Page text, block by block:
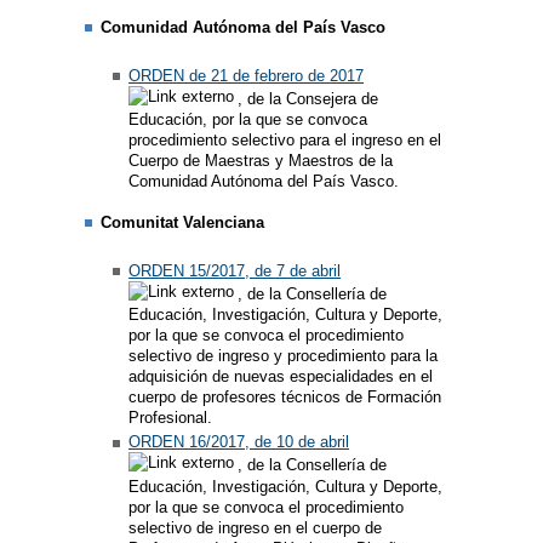
Comunidad Autónoma del País Vasco
ORDEN de 21 de febrero de 2017
, de la Consejera de
Educación, por la que se convoca
procedimiento selectivo para el ingreso en el
Cuerpo de Maestras y Maestros de la
Comunidad Autónoma del País Vasco.
Comunitat Valenciana
ORDEN 15/2017, de 7 de abril
, de la Consellería de
Educación, Investigación, Cultura y Deporte,
por la que se convoca el procedimiento
selectivo de ingreso y procedimiento para la
adquisición de nuevas especialidades en el
cuerpo de profesores técnicos de Formación
Profesional.
ORDEN 16/2017, de 10 de abril
, de la Consellería de
Educación, Investigación, Cultura y Deporte,
por la que se convoca el procedimiento
selectivo de ingreso en el cuerpo de